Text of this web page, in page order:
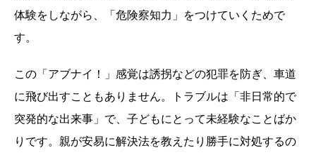
体験をしながら、「危険察知力」をつけていくためで
す。
この「アブナイ！」感覚は誘拐などの犯罪を防ぎ、車道
に飛び出すこともありません。トラブルは「非日常的で
突発的な出来事」で、子どもにとって未経験なことばか
りです。親が安易に解決法を教えたり勝手に対処するの